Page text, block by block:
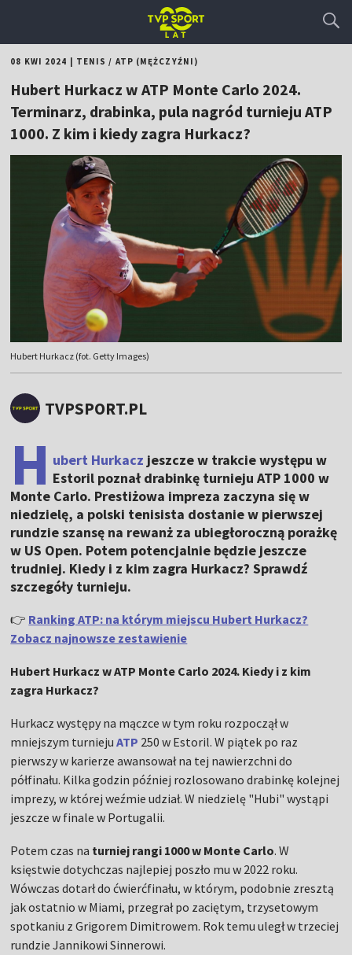
08 KWI 2024 TENIS / ATP (MĘŻCZYŹNI)
Hubert Hurkacz w ATP Monte Carlo 2024.
Terminarz, drabinka, pula nagród turnieju ATP
1000. Z kim i kiedy zagra Hurkacz?
Hubert Hurkacz (fot. Getty Images)
TVPSPORT.PL
H ubert Hurkacz jeszcze w trakcie występu w
Estoril poznał drabinkę turnieju ATP 1000 w
Monte Carlo. Prestiżowa impreza zaczyna się w
niedzielę, a polski tenisista dostanie w pierwszej
rundzie szansę na rewanż za ubiegłoroczną porażkę
w US Open. Potem potencjalnie będzie jeszcze
trudniej. Kiedy i z kim zagra Hurkacz? Sprawdź
szczegóły turnieju.
👉 Ranking ATP: na którym miejscu Hubert Hurkacz?
Zobacz najnowsze zestawienie
Hubert Hurkacz w ATP Monte Carlo 2024. Kiedy i z kim
zagra Hurkacz?
Hurkacz występy na mączce w tym roku rozpoczął w
mniejszym turniejuATP 250 w Estoril. W piątek po raz
pierwszy w karierze awansował na tej nawierzchni do
półfinału. Kilka godzin później rozlosowano drabinkę kolejnej
imprezy, w której weźmie udział. W niedzielę "Hubi" wystąpi
jeszcze w finale w Portugalii.
Potem czas na turniej rangi 1000 w Monte Carlo. W
księstwie dotychczas najlepiej poszło mu w 2022 roku.
Wówczas dotarł do ćwierćfinału, w którym, podobnie zresztą
jak ostatnio w Miami, przegrał po zaciętym, trzysetowym
spotkaniu z Grigorem Dimitrowem. Rok temu uległ w trzeciej
rundzie Jannikowi Sinnerowi.